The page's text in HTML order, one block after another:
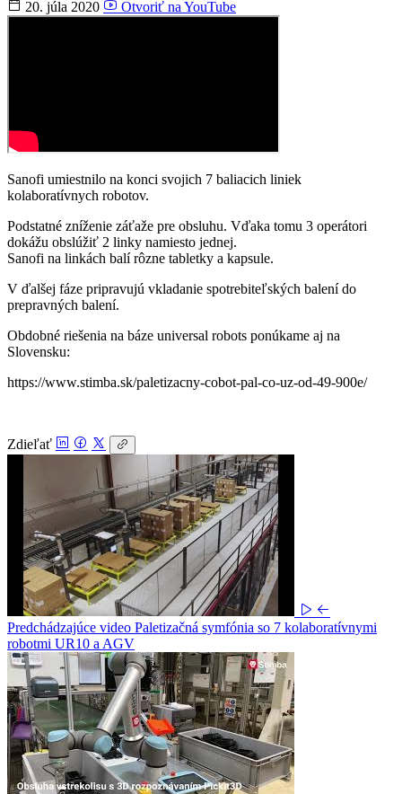
20. júla 2020 Otvoriť na YouTube
Sanofi umiestnilo na konci svojich 7 baliacich liniek
kolaboratívnych robotov.
Podstatné zníženie záťaže pre obsluhu. Vďaka tomu 3 operátori
dokážu obslúžiť 2 linky namiesto jednej.
Sanofi na linkách balí rôzne tabletky a kapsule.
V ďalšej fáze pripravujú vkladanie spotrebiteľských balení do
prepravných balení.
Obdobné riešenia na báze universal robots ponúkame aj na
Slovensku:
https://www.stimba.sk/paletizacny-cobot-pal-co-uz-od-49-900e/
Zdieľať
Predchádzajúce video Paletizačná symfónia so 7 kolaboratívnymi
robotmi UR10 a AGV